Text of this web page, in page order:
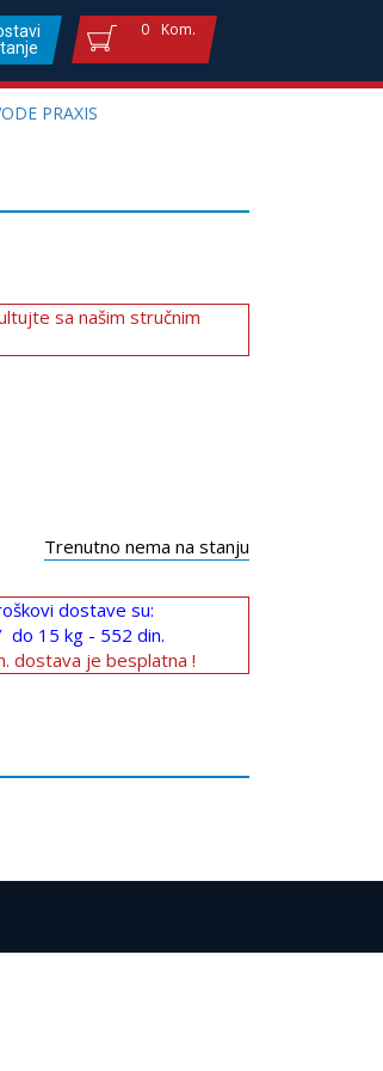
0 Kom.
PRAXIS
sa našim stručnim
Trenutno nema na stanju
dostave su:
15 kg - 552 din.
dostava je besplatna !